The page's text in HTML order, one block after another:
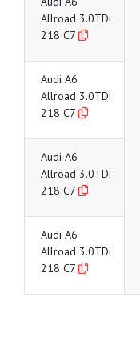
Allroad 3.0TDi
218 C7
Audi A6
Allroad 3.0TDi
218 C7
Audi A6
Allroad 3.0TDi
218 C7
Audi A6
Allroad 3.0TDi
218 C7